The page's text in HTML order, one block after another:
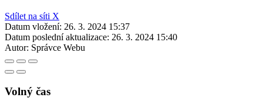
Sdílet na síti X
Datum vložení: 26. 3. 2024 15:37
Datum poslední aktualizace: 26. 3. 2024 15:40
Autor: Správce Webu
Volný čas